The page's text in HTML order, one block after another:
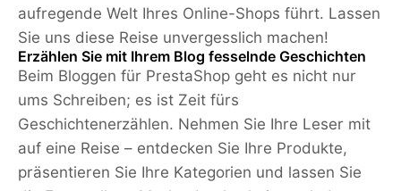
aufregende Welt Ihres Online-Shops führt. Lassen
Sie uns diese Reise unvergesslich machen!
Erzählen Sie mit Ihrem Blog fesselnde Geschichten
Beim Bloggen für PrestaShop geht es nicht nur
ums Schreiben; es ist Zeit fürs
Geschichtenerzählen. Nehmen Sie Ihre Leser mit
auf eine Reise – entdecken Sie Ihre Produkte,
präsentieren Sie Ihre Kategorien und lassen Sie